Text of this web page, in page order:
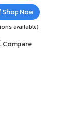
ามสะอาดง่าย
Shop Now
available)
Compare